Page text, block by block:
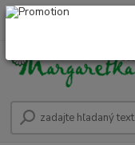
0948 236 042